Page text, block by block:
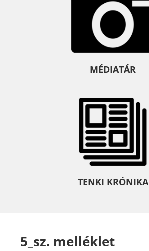
MÉDIATÁR
TENKI KRÓNIKA
5_sz. melléklet